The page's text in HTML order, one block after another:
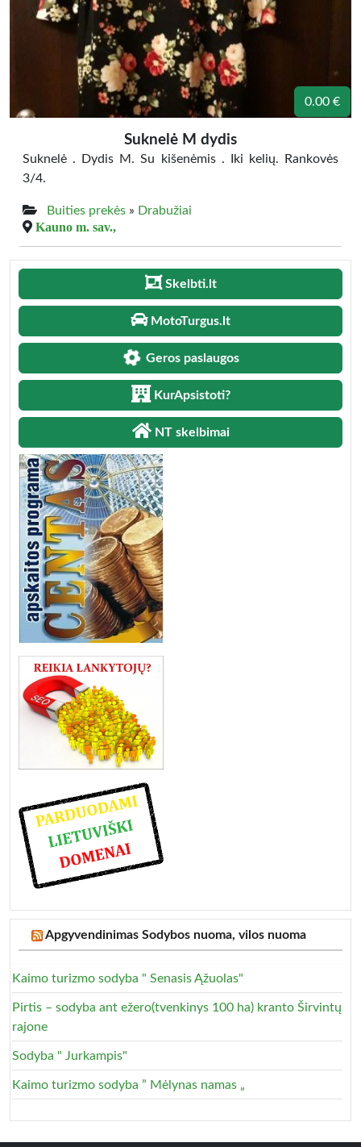
0.00 €
Suknelė M dydis
Suknelė . Dydis M. Su kišenėmis . Iki kelių. Rankovės
3/4.
Buities prekės » Drabužiai
Kauno m. sav.,
Skelbti.lt
MotoTurgus.lt
Geros paslaugos
KurApsistoti?
NT skelbimai
Apgyvendinimas Sodybos nuoma, vilos nuoma
Kaimo turizmo sodyba " Senasis Ąžuolas"
Pirtis – sodyba ant ežero(tvenkinys 100 ha) kranto Širvintų
rajone
Sodyba " Jurkampis"
Kaimo turizmo sodyba ” Mėlynas namas „